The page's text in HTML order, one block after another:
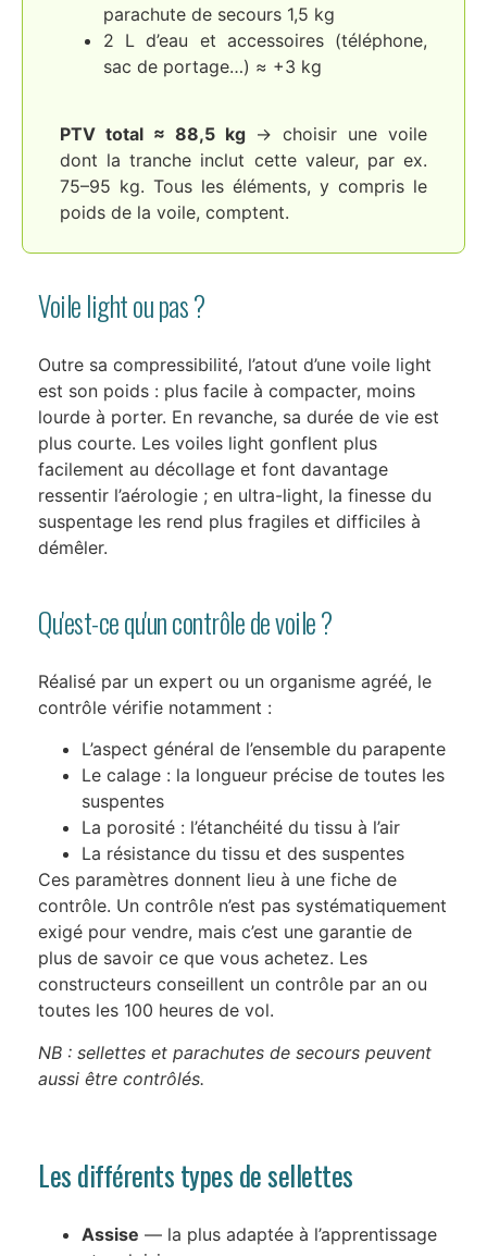
parachute de secours 1,5 kg
2 L d’eau et accessoires (téléphone,
sac de portage…) ≈ +3 kg
PTV total ≈ 88,5 kg→ choisir une voile
dont la tranche inclut cette valeur, par ex.
75–95 kg. Tous les éléments, y compris le
poids de la voile, comptent.
Voile light ou pas ?
Outre sa compressibilité, l’atout d’une voile light
est son poids : plus facile à compacter, moins
lourde à porter. En revanche, sa durée de vie est
plus courte. Les voiles light gonflent plus
facilement au décollage et font davantage
ressentir l’aérologie ; en ultra-light, la finesse du
suspentage les rend plus fragiles et difficiles à
démêler.
Qu'est-ce qu'un contrôle de voile ?
Réalisé par un expert ou un organisme agréé, le
contrôle vérifie notamment :
L’aspect général de l’ensemble du parapente
Le calage : la longueur précise de toutes les
suspentes
La porosité : l’étanchéité du tissu à l’air
La résistance du tissu et des suspentes
Ces paramètres donnent lieu à une fiche de
contrôle. Un contrôle n’est pas systématiquement
exigé pour vendre, mais c’est une garantie de
plus de savoir ce que vous achetez. Les
constructeurs conseillent un contrôle par an ou
toutes les 100 heures de vol.
NB : sellettes et parachutes de secours peuvent
aussi être contrôlés.
Les différents types de sellettes
Assise — la plus adaptée à l’apprentissage